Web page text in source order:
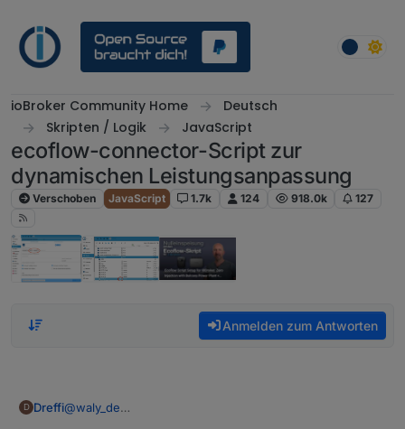
ioBroker Community Home
Deutsch
Skripten / Logik
JavaScript
ecoflow-connector-Script zur
dynamischen Leistungsanpassung
Verschoben JavaScript 1.7k 124 918.0k 127
Anmelden zum Antworten
D Dreffi@waly_de